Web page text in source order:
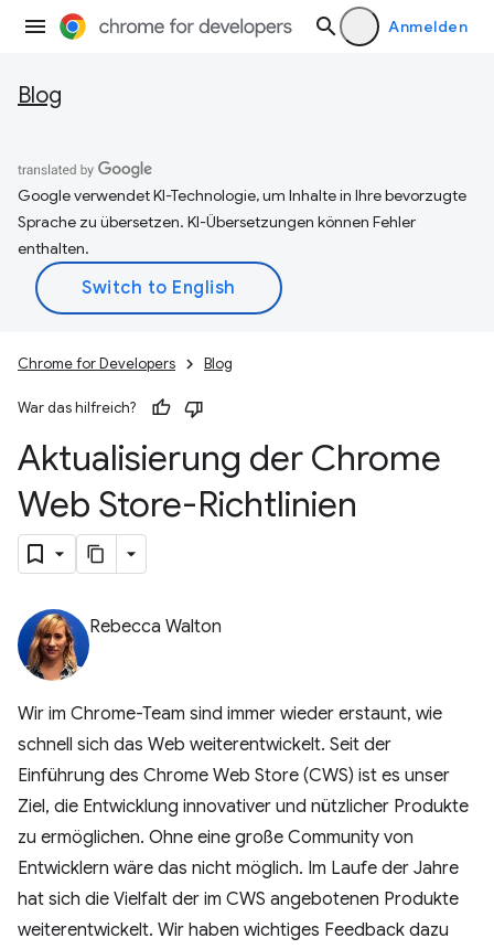
Anmelden
Blog
Google verwendet KI-Technologie, um Inhalte in Ihre bevorzugte
Sprache zu übersetzen. KI-Übersetzungen können Fehler
enthalten.
Chrome for Developers Blog
War das hilfreich?
Aktualisierung der Chrome
Web Store-Richtlinien
Rebecca Walton
Wir im Chrome-Team sind immer wieder erstaunt, wie
schnell sich das Web weiterentwickelt. Seit der
Einführung des Chrome Web Store (CWS) ist es unser
Ziel, die Entwicklung innovativer und nützlicher Produkte
zu ermöglichen. Ohne eine große Community von
Entwicklern wäre das nicht möglich. Im Laufe der Jahre
hat sich die Vielfalt der im CWS angebotenen Produkte
weiterentwickelt. Wir haben wichtiges Feedback dazu